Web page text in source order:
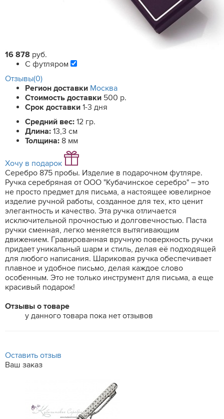
16 878 руб.
С футляром
Отзывы(0)
Регион доставки Москва
Стоимость доставки 500 р.
Срок доставки 1-3 дня
Средний вес: 12 гр.
Длина: 13,3 см
Толщина: 8 мм
Хочу в подарок
Серебро 875 пробы. Изделие в подарочном футляре.
Ручка серебряная от ООО "Кубачинское серебро" – это
не просто предмет для письма, а настоящее ювелирное
изделие ручной работы, созданное для тех, кто ценит
элегантность и качество. Эта ручка отличается
исключительной прочностью и долговечностью. Паста
ручки сменная, легко меняется вытягивающим
движением. Гравированная вручную поверхность ручки
придает уникальный шарм и стиль, делая её подходящей
для любого написания. Шариковая ручка обеспечивает
плавное и удобное письмо, делая каждое слово
особенным. Это не только инструмент для письма, а еще
красивый подарок!
Отзывы о товаре
у данного товара пока нет отзывов
Оставить отзыв
Ваш заказ